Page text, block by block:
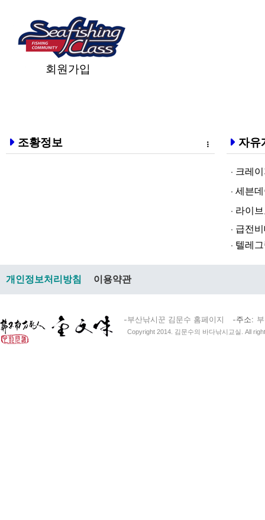
회원가입
조황정보 자유
크레이지
세븐데이
라­이브토­
급전비대면
텔레그램
개인정보처리방침 이용약관
부산낚시꾼 김문수 홈페이지 주소
Copyright 2014. 김문수의 바다낚시교실. All